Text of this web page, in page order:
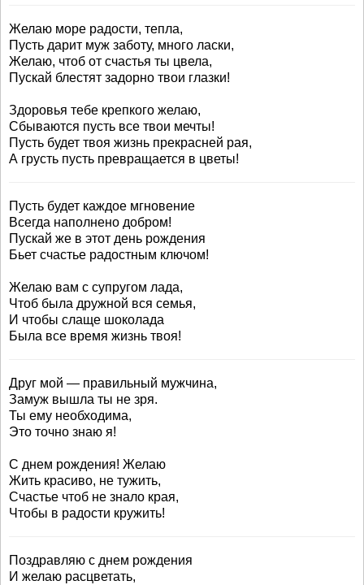
Желаю море радости, тепла,
Пусть дарит муж заботу, много ласки,
Желаю, чтоб от счастья ты цвела,
Пускай блестят задорно твои глазки!
Здоровья тебе крепкого желаю,
Сбываются пусть все твои мечты!
Пусть будет твоя жизнь прекрасней рая,
А грусть пусть превращается в цветы!
Пусть будет каждое мгновение
Всегда наполнено добром!
Пускай же в этот день рождения
Бьет счастье радостным ключом!
Желаю вам с супругом лада,
Чтоб была дружной вся семья,
И чтобы слаще шоколада
Была все время жизнь твоя!
Друг мой — правильный мужчина,
Замуж вышла ты не зря.
Ты ему необходима,
Это точно знаю я!
С днем рождения! Желаю
Жить красиво, не тужить,
Счастье чтоб не знало края,
Чтобы в радости кружить!
Поздравляю с днем рождения
И желаю расцветать,